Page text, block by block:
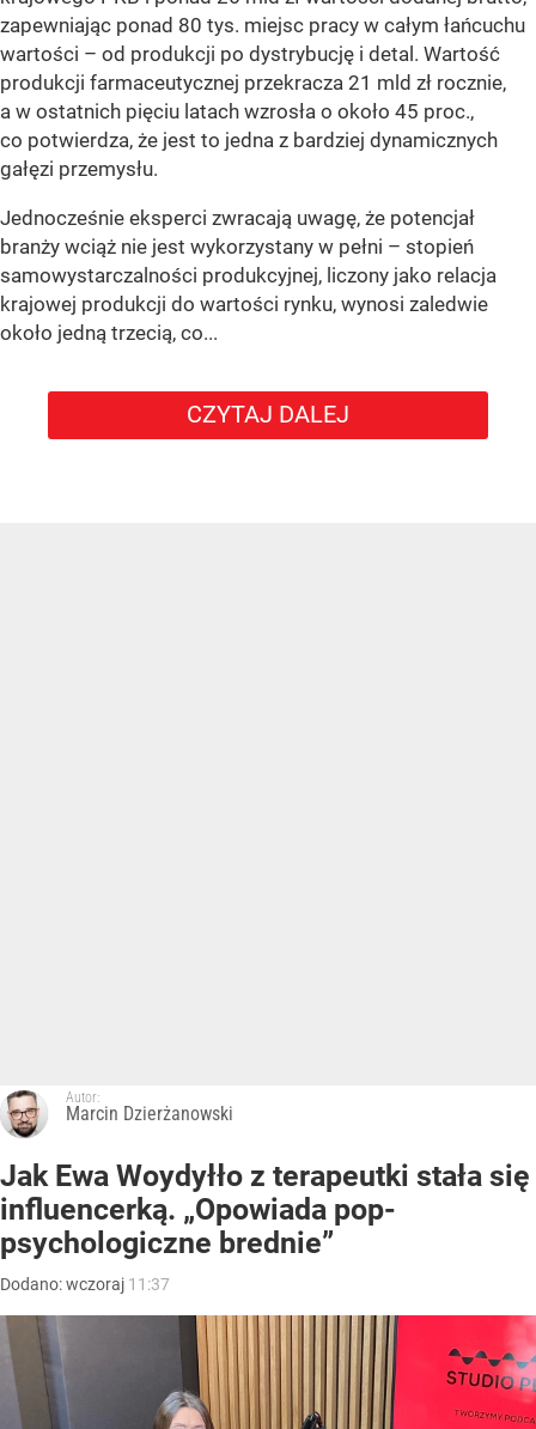
zapewniając ponad 80 tys. miejsc pracy w całym łańcuchu
wartości – od produkcji po dystrybucję i detal. Wartość
produkcji farmaceutycznej przekracza 21 mld zł rocznie,
a w ostatnich pięciu latach wzrosła o około 45 proc.,
co potwierdza, że jest to jedna z bardziej dynamicznych
gałęzi przemysłu.
Jednocześnie eksperci zwracają uwagę, że potencjał
branży wciąż nie jest wykorzystany w pełni – stopień
samowystarczalności produkcyjnej, liczony jako relacja
krajowej produkcji do wartości rynku, wynosi zaledwie
około jedną trzecią, co...
CZYTAJ DALEJ
Autor:
Marcin Dzierżanowski
Jak Ewa Woydyłło z terapeutki stała się
influencerką. „Opowiada pop-
psychologiczne brednie”
Dodano:wczoraj 11:37